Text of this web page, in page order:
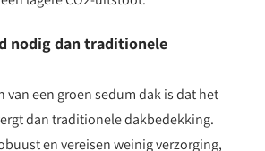
nodig dan traditionele
van een groen sedum dak is dat het
dan traditionele dakbedekking.
en vereisen weinig verzorging,